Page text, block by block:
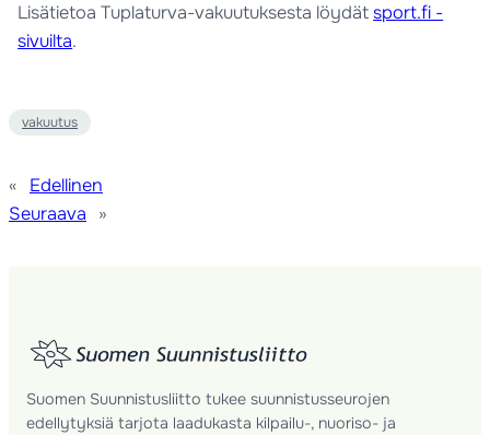
Lisätietoa Tuplaturva-vakuutuksesta löydät sport.fi -
sivuilta.
vakuutus
«
Edellinen
Seuraava
»
Suomen Suunnistusliitto tukee suunnistusseurojen
edellytyksiä tarjota laadukasta kilpailu-, nuoriso- ja